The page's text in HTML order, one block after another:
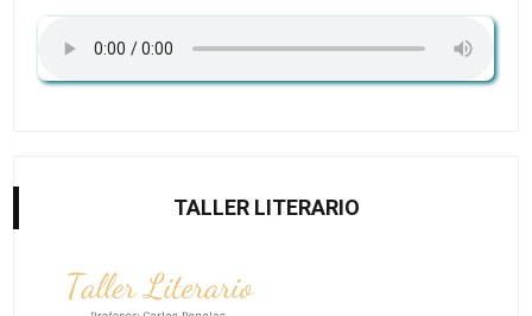
TALLER LITERARIO